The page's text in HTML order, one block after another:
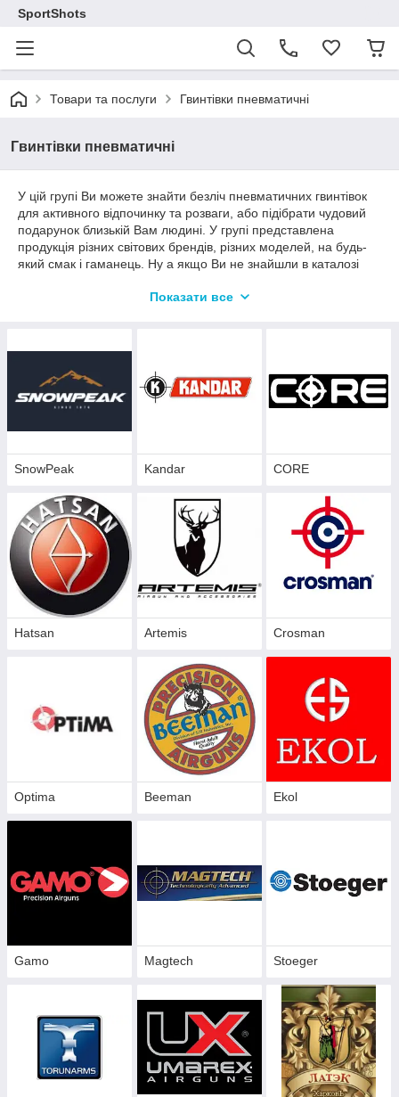
SportShots
Товари та послуги Гвинтівки пневматичні
Гвинтівки пневматичні
У цій групі Ви можете знайти безліч пневматичних гвинтівок
для активного відпочинку та розваги, або підібрати чудовий
подарунок близькій Вам людині. У групі представлена
продукція різних світових брендів, різних моделей, на будь-
який смак і гаманець. Ну а якщо Ви не знайшли в каталозі
товар, що Вас цікавить оформивши заявку на сайті нашої
Показати все
SnowPeak Kandar CORE
Hatsan Artemis Crosman
Optima Beeman Ekol
Gamo Magtech Stoeger